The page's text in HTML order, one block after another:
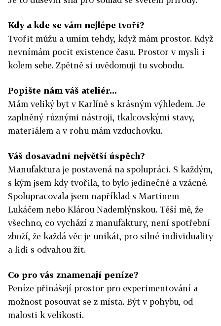
Kdy a kde se vám nejlépe tvoří?
Tvořit můžu a umím tehdy, když mám prostor. Když
nevnímám pocit existence času. Prostor v mysli i
kolem sebe. Zpětně si uvědomuji tu svobodu.
Popište nám váš ateliér...
Mám veliký byt v Karlíně s krásným výhledem. Je
zaplněný různými nástroji, tkalcovskými stavy,
materiálem a v rohu mám vzduchovku.
Váš dosavadní největší úspěch?
Manufaktura je postavená na spolupráci. S každým,
s kým jsem kdy tvořila, to bylo jedinečné a vzácné.
Spolupracovala jsem například s Martinem
Lukáčem nebo Klárou Nademlýnskou. Těší mě, že
všechno, co vychází z manufaktury, není spotřební
zboží, že každá věc je unikát, pro silné individuality
a lidi s odvahou žít.
Co pro vás znamenají peníze?
Peníze přinášejí prostor pro experimentování a
možnost posouvat se z místa. Být v pohybu, od
malosti k velikosti.